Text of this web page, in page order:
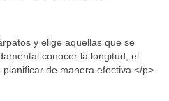
y elige aquellas que se
conocer la longitud, el
de manera efectiva.</p>